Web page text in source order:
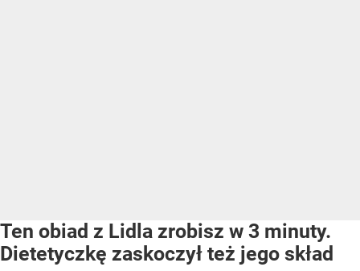
Ten obiad z Lidla zrobisz w 3 minuty.
Dietetyczkę zaskoczył też jego skład